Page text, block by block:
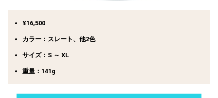
¥16,500
カラー：スレート、他2色
サイズ：S ～ XL
重量：141g